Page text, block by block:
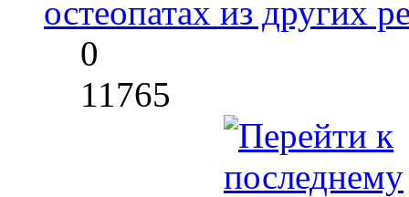
остеопатах из других
0
11765